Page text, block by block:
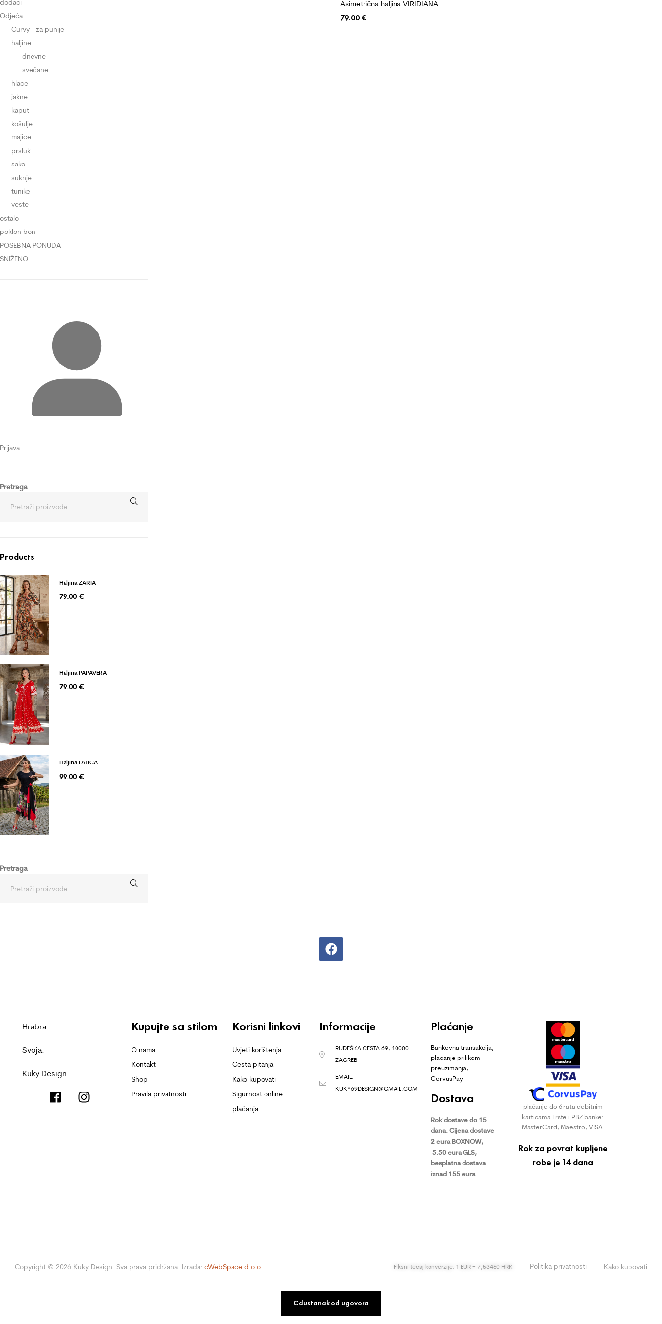
Asimetrična haljina VIRIDIANA
79.00€
dodaci
Odjeća
Curvy - za punije
haljine
dnevne
svečane
hlače
jakne
kaput
košulje
majice
prsluk
sako
suknje
tunike
veste
ostalo
poklon bon
POSEBNA PONUDA
SNIŽENO
Prijava
Pretraga
Products
Haljina ZARIA
79.00 €
Haljina PAPAVERA
79.00 €
Haljina LATICA
99.00 €
Pretraga
Hrabra.
Svoja.
Kuky Design.
Kupujte sa stilom
O nama
Kontakt
Shop
Pravila privatnosti
Korisni linkovi
Uvjeti korištenja
Česta pitanja
Kako kupovati
Sigurnost online
plaćanja
Informacije
RUDEŠKA CESTA 69, 10000
ZAGREB
EMAIL:
KUKY69DESIGN@GMAIL.COM
Plaćanje
Bankovna transakcija,
plaćanje prilikom
preuzimanja,
CorvusPay
Dostava
Rok dostave do 15
dana. Cijena dostave
2 eura BOXNOW,
5.50 eura GLS,
besplatna dostava
iznad 155 eura
plaćanje do 6 rata debitnim
karticama Erste i PBZ banke:
MasterCard, Maestro, VISA
Rok za povrat kupljene
robe je 14 dana
Copyright © 2026 Kuky Design. Sva prava pridržana. Izrada: cWebSpace d.o.o. Fiksni tečaj konverzije: 1 EUR = 7,53450 HRK Politika privatnosti Kako kupovati
Odustanak od ugovora